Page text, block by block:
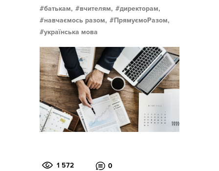
батькам, вчителям,
директорам,
навчаємось разом,
ПрямуємоРазом,
українська мова
1 572 0